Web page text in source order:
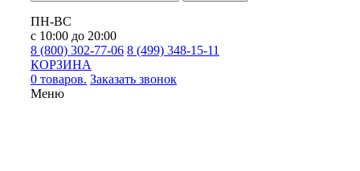
ПН-ВС
с 10:00 до 20:00
8 (800) 302-77-06 8 (499) 348-15-11
КОРЗИНА
0 товаров. Заказать звонок
Меню